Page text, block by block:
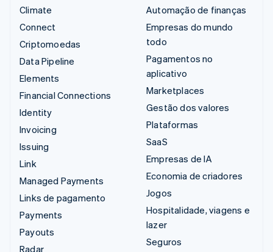
Climate
Connect
Criptomoedas
Data Pipeline
Elements
Financial Connections
Identity
Invoicing
Issuing
Link
Managed Payments
Links de pagamento
Payments
Payouts
Radar
Automação de finanças
Empresas do mundo
todo
Pagamentos no
aplicativo
Marketplaces
Gestão dos valores
Plataformas
SaaS
Empresas de IA
Economia de criadores
Jogos
Hospitalidade, viagens e
lazer
Seguros